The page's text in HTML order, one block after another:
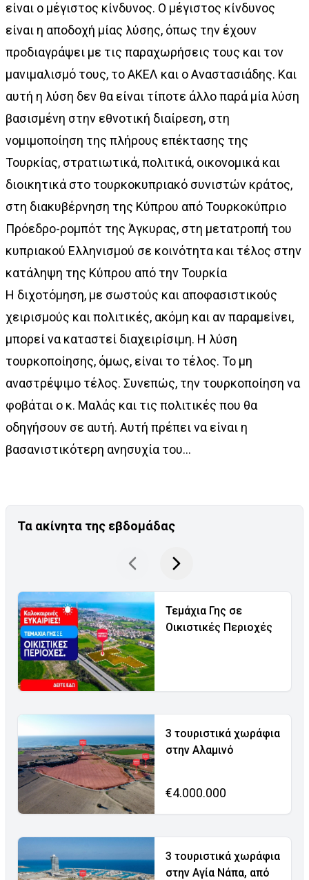
είναι ο μέγιστος κίνδυνος. Ο μέγιστος κίνδυνος
είναι η αποδοχή μίας λύσης, όπως την έχουν
προδιαγράψει με τις παραχωρήσεις τους και τον
μανιμαλισμό τους, το ΑΚΕΛ και ο Αναστασιάδης. Και
αυτή η λύση δεν θα είναι τίποτε άλλο παρά μία λύση
βασισμένη στην εθνοτική διαίρεση, στη
νομιμοποίηση της πλήρους επέκτασης της
Τουρκίας, στρατιωτικά, πολιτικά, οικονομικά και
διοικητικά στο τουρκοκυπριακό συνιστών κράτος,
στη διακυβέρνηση της Κύπρου από Τουρκοκύπριο
Πρόεδρο-ρομπότ της Άγκυρας, στη μετατροπή του
κυπριακού Ελληνισμού σε κοινότητα και τέλος στην
κατάληψη της Κύπρου από την Τουρκία
Η διχοτόμηση, με σωστούς και αποφασιστικούς
χειρισμούς και πολιτικές, ακόμη και αν παραμείνει,
μπορεί να καταστεί διαχειρίσιμη. Η λύση
τουρκοποίησης, όμως, είναι το τέλος. Το μη
αναστρέψιμο τέλος. Συνεπώς, την τουρκοποίηση να
φοβάται ο κ. Μαλάς και τις πολιτικές που θα
οδηγήσουν σε αυτή. Αυτή πρέπει να είναι η
βασανιστικότερη ανησυχία του...
Τα ακίνητα της εβδομάδας
Τεμάχια Γης σε
Οικιστικές Περιοχές
3 τουριστικά χωράφια
στην Αλαμινό
€4.000.000
3 τουριστικά χωράφια
στην Αγία Νάπα, από